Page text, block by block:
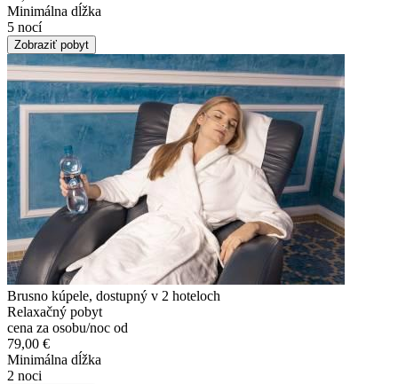
Minimálna dĺžka
5 nocí
Zobraziť pobyt
Brusno kúpele, dostupný v 2 hoteloch
Relaxačný pobyt
cena za osobu/noc od
79,00 €
Minimálna dĺžka
2 noci